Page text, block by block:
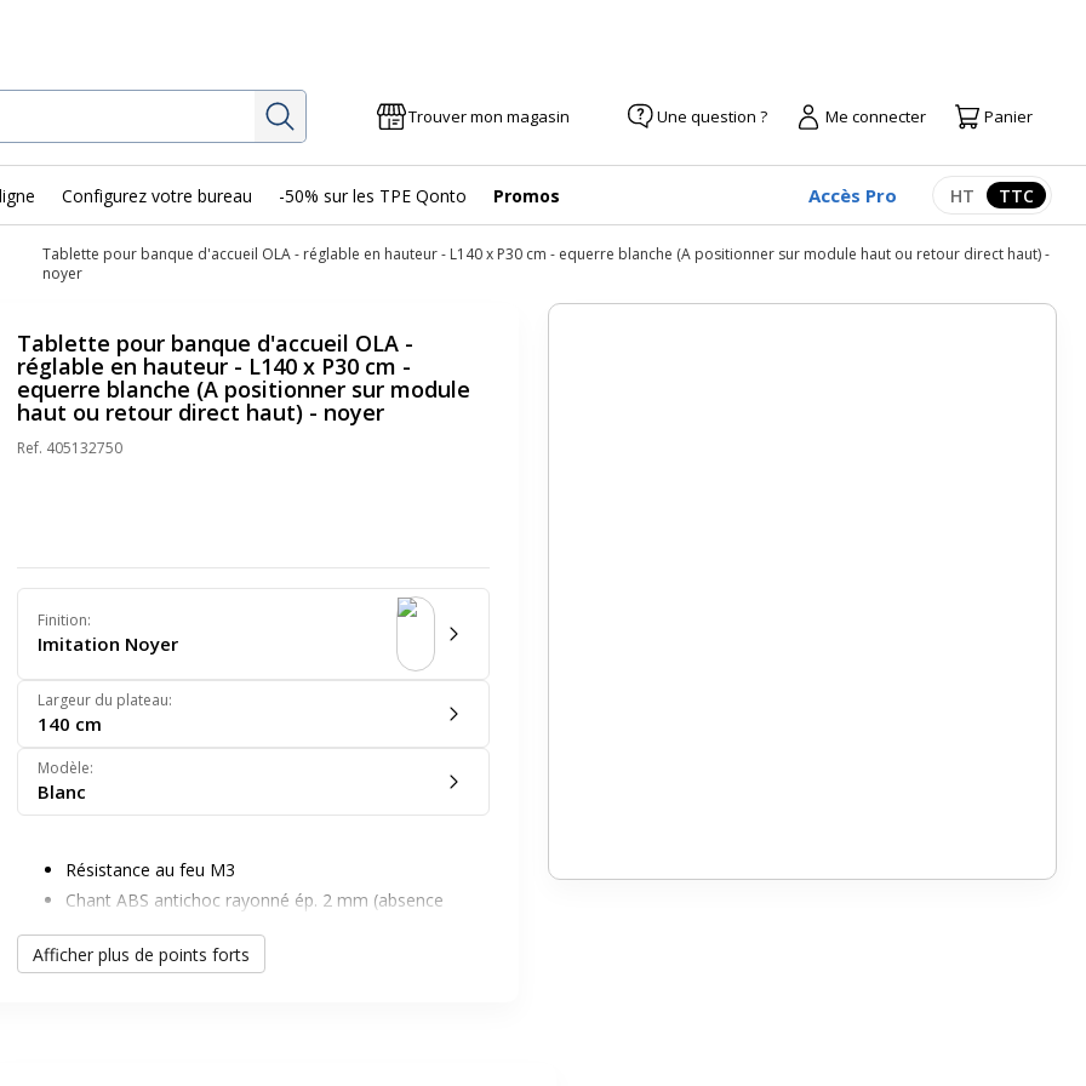
Rechercher Trouver mon magasin Une question ? Me connecter Panier
Configurez votre bureau -50% sur les TPE Qonto Promos Accès Pro Afficher les
HT TTC
Tablette pour banque d'accueil OLA - réglable en hauteur - L140 x P30 cm - equerre blanche (A positionner sur module haut ou retour direct haut) -
noyer
en plein écran
suivant
Tablette pour banque d'accueil OLA -
réglable en hauteur - L140 x P30 cm -
equerre blanche (A positionner sur module
haut ou retour direct haut) - noyer
Ref. 405132750
Finition:
Imitation Noyer
Largeur du plateau:
140 cm
Modèle:
Blanc
Résistance au feu M3
Chant ABS antichoc rayonné ép. 2 mm (absence
d’angle vif)
Panneaux issus de fournisseurs possédant la
Afficher plus de points forts